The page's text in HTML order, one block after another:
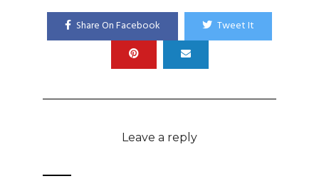
Share On Facebook Tweet It
Leave a reply